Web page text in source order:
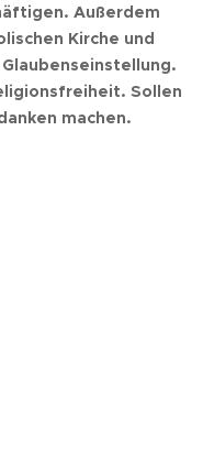
Außerdem
Kirche und
Sollen
machen.